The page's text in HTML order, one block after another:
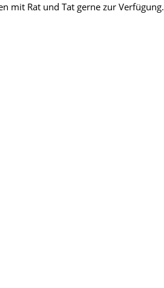
mit Rat und Tat gerne zur Verfügung.